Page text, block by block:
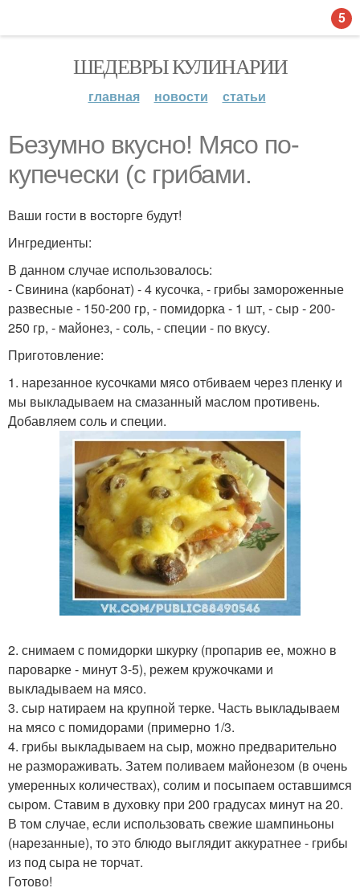
ШЕДЕВРЫ КУЛИНАРИИ
главная новости статьи
Безумно вкусно! Мясо по-
купечески (с грибами.
Ваши гости в восторге будут!
Ингредиенты:
В данном случае использовалось:
- Свинина (карбонат) - 4 кусочка, - грибы замороженные
развесные - 150-200 гр, - помидорка - 1 шт, - сыр - 200-
250 гр, - майонез, - соль, - специи - по вкусу.
Приготовление:
1. нарезанное кусочками мясо отбиваем через пленку и
мы выкладываем на смазанный маслом противень.
Добавляем соль и специи.
2. снимаем с помидорки шкурку (пропарив ее, можно в
пароварке - минут 3-5), режем кружочками и
выкладываем на мясо.
3. сыр натираем на крупной терке. Часть выкладываем
на мясо с помидорами (примерно 1/3.
4. грибы выкладываем на сыр, можно предварительно
не размораживать. Затем поливаем майонезом (в очень
умеренных количествах), солим и посыпаем оставшимся
сыром. Ставим в духовку при 200 градусах минут на 20.
В том случае, если использовать свежие шампиньоны
(нарезанные), то это блюдо выглядит аккуратнее - грибы
из под сыра не торчат.
Готово!
5